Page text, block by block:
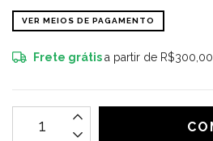
VER MEIOS DE PAGAMENTO
Frete grátisa partir de R$300,00